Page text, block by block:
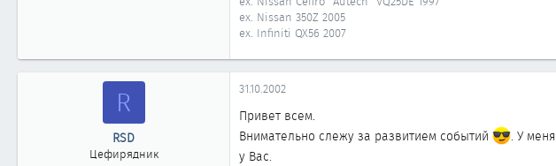
ex. Nissan 350Z 2005
ex. Infiniti QX56 2007
R
RSD
Цефирядник
31.10.2002
Привет всем.
Внимательно слежу за развитием событий
. У
у Вас.